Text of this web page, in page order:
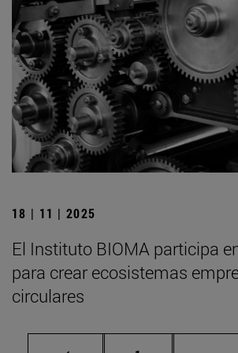
18 | 11 | 2025
El Instituto BIOMA participa
para crear ecosistemas
circulares